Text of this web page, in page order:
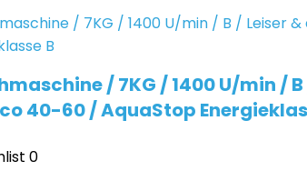
/ 7KG / 1400 U/min
40-60 / AquaStop
0